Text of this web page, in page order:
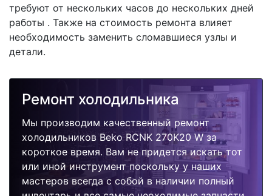
требуют от нескольких часов до нескольких дней
работы . Также на стоимость ремонта влияет
необходимость заменить сломавшиеся узлы и
детали.
Ремонт холодильника
Мы производим качественный ремонт
холодильников Beko RCNK 270K20 W за
короткое время. Вам не придется искать тот
или иной инструмент поскольку у наших
мастеров всегда с собой в наличии полный